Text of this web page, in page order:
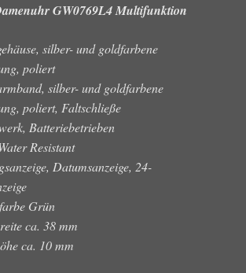
GW0769L4 Multifunktion
silber- und goldfarbene
poliert
silber- und goldfarbene
poliert, Faltschließe
Batteriebetrieben
Resistant
Datumsanzeige, 24-
Grün
ca. 38 mm
ca. 10 mm